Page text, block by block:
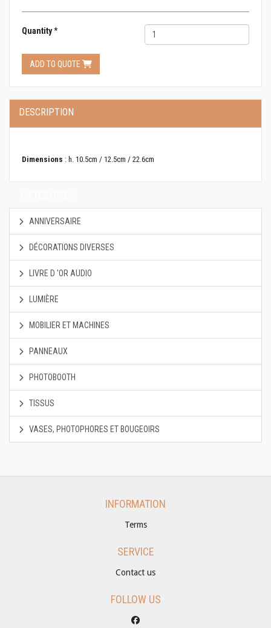
Quantity*
ADD TO QUOTE
DESCRIPTION
Dimensions : h. 10.5cm / 12.5cm / 22.6cm
ANNIVERSAIRE
DÉCORATIONS DIVERSES
LIVRE D 'OR AUDIO
LUMIÈRE
MOBILIER ET MACHINES
PANNEAUX
PHOTOBOOTH
TISSUS
VASES, PHOTOPHORES ET BOUGEOIRS
INFORMATION
Terms
SERVICE
Contact us
FOLLOW US